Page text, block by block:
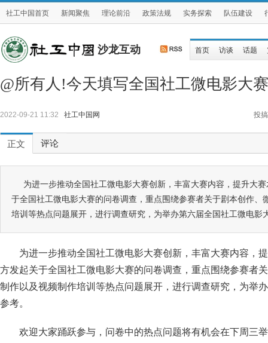
社工中国首页 新闻聚焦 理论前沿 政策法规 实务探索 队伍建设
沙龙互动 首页 访谈 话题
@所有人!今天填写全国社工微电影大
2022-09-21 11:32 社工中国网 投搞
正文 评论
为进一步推动全国社工微电影大赛创新，丰富大赛内容，提升大
于全国社工微电影大赛的问卷调查，重点围绕参赛者关于剧本创作、
培训等热点问题展开，进行调查研究，为举办第六届全国社工微电影
为进一步推动全国社工微电影大赛创新，丰富大赛内容，
方发起关于全国社工微电影大赛的问卷调查，重点围绕参赛者
制作以及视频制作培训等热点问题展开，进行调查研究， 为举
参考。
欢迎大家踊跃参与，问卷中的热点问题将有机会在下周三